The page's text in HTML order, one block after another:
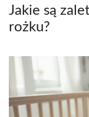
Jakie są
rożku?